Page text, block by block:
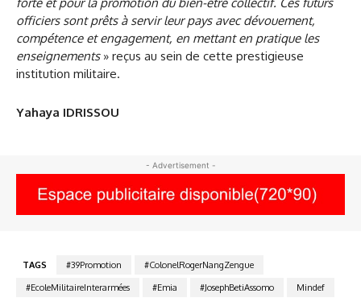
officiers sont prêts à servir leur pays avec dévouement,
compétence et engagement, en mettant en pratique les
enseignements» reçus au sein de cette prestigieuse
institution militaire.
Yahaya IDRISSOU
- Advertisement -
TAGS #39Promotion
#ColonelRogerNangZengue
#EcoleMilitaireInterarmées
#Emia #JosephBetiAssomo Mindef